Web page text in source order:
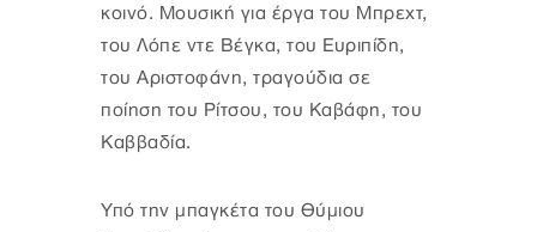
κοινό. Μουσική για έργα του Μπρεχτ,
του Λόπε ντε Βέγκα, του Ευριπίδη,
του Αριστοφάνη, τραγούδια σε
ποίηση του Ρίτσου, του Καβάφη, του
Καββαδία.
Υπό την μπαγκέτα του Θύμιου